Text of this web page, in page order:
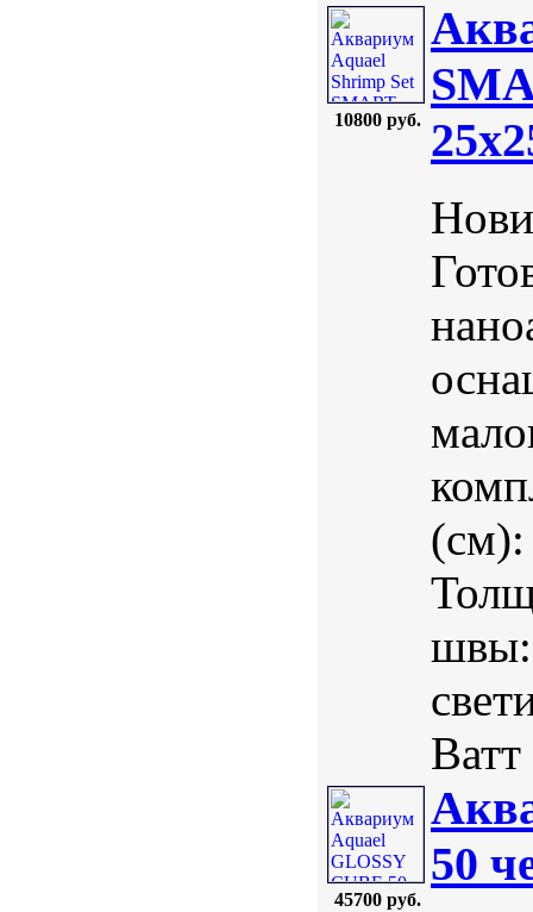
10800 руб.
швы:
45700 руб.
50